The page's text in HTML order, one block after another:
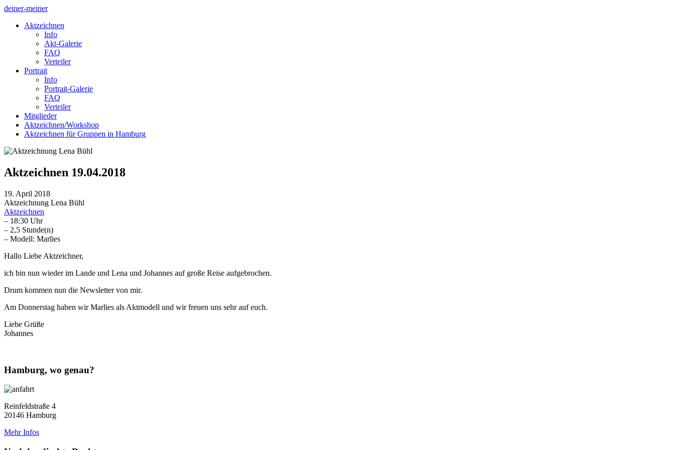
deiner-meiner
Aktzeichnen
Info
Akt-Galerie
FAQ
Verteiler
Portrait
Info
Portrait-Galerie
FAQ
Verteiler
Mitglieder
Aktzeichnen/Workshop
Aktzeichnen für Gruppen in Hamburg
Aktzeichnen 19.04.2018
19. April 2018
Aktzeichnung Lena Bühl
Aktzeichnen
– 18:30 Uhr
– 2,5 Stunde(n)
– Modell: Marlies
Hallo Liebe Aktzeichner,
ich bin nun wieder im Lande und Lena und Johannes auf große Reise aufgebrochen.
Drum kommen nun die Newsletter von mir.
Am Donnerstag haben wir Marlies als Aktmodell und wir freuen uns sehr auf euch.
Liebe Grüße
Johannes
Hamburg, wo genau?
Reinfeldstraße 4
20146 Hamburg
Mehr Infos